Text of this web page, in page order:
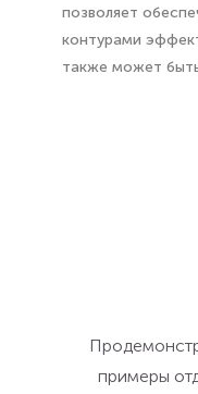
позволяет
контурами
также может
примеры